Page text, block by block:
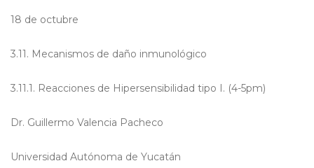
18 de octubre
3.11. Mecanismos de daño inmunológico
3.11.1. Reacciones de Hipersensibilidad tipo I. (4-5pm)
Dr. Guillermo Valencia Pacheco
Universidad Autónoma de Yucatán